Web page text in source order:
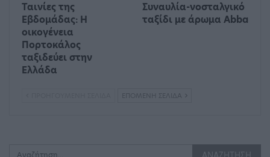
Ταινίες της
Εβδομάδας: Η
οικογένεια
Πορτοκάλος
ταξιδεύει στην
Ελλάδα
Συναυλία-νοσταλγικό
ταξίδι με άρωμα Abba
ΕΠΌΜΕΝΗ ΣΕΛΊΔΑ